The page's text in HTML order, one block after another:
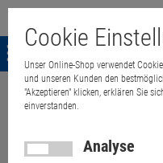
Menü
Weiter einkaufen
Cookie
Unser Online-Shop verwendet
und unseren Kunden den
"Akzeptieren" klicken, erklären Sie
einverstanden.
Analyse